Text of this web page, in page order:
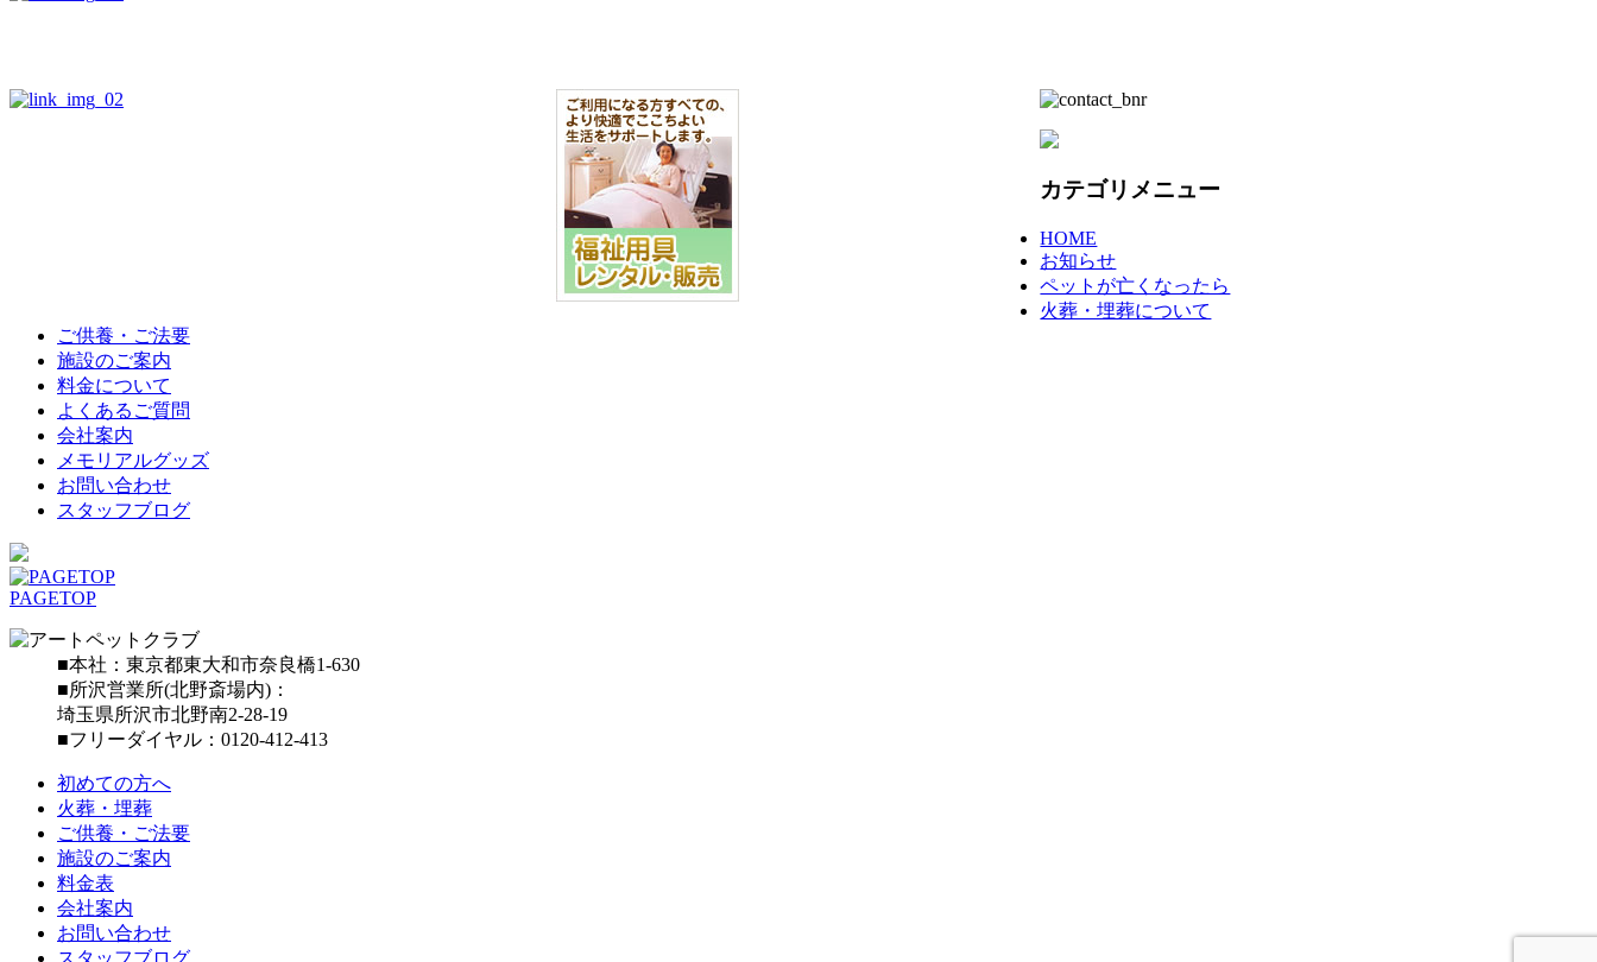
カテゴリメニュー
HOME
お知らせ
ペットが亡くなったら
火葬・埋葬について
ご供養・ご法要
施設のご案内
料金について
よくあるご質問
会社案内
メモリアルグッズ
お問い合わせ
スタッフブログ
PAGETOP
■本社：東京都東大和市奈良橋1-630
■所沢営業所(北野斎場内)：
埼玉県所沢市北野南2-28-19
■フリーダイヤル：0120-412-413
初めての方へ
火葬・埋葬
ご供養・ご法要
施設のご案内
料金表
会社案内
お問い合わせ
スタッフブログ